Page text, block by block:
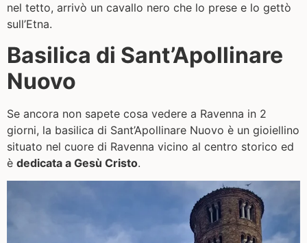
nel tetto, arrivò un cavallo nero che lo prese e lo gettò
sull’Etna.
Basilica di Sant’Apollinare
Nuovo
Se ancora non sapete cosa vedere a Ravenna in 2
giorni, la basilica di Sant’Apollinare Nuovo è un gioiellino
situato nel cuore di Ravenna vicino al centro storico ed
è dedicata a Gesù Cristo.